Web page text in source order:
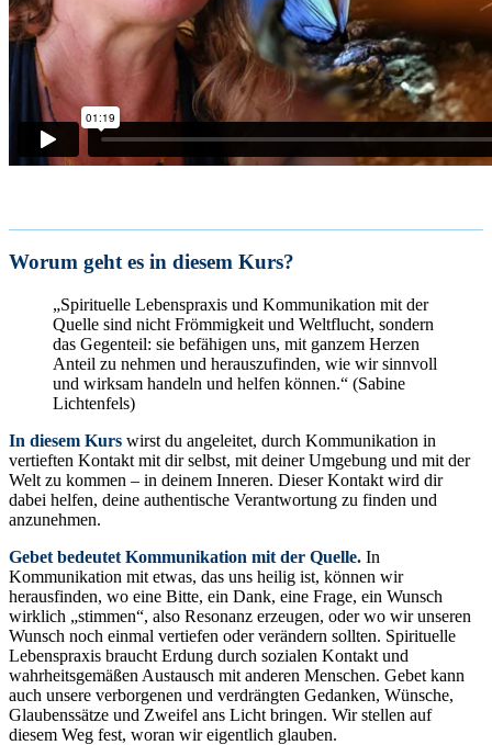
Worum geht es in diesem Kurs?
„Spirituelle Lebenspraxis und Kommunikation mit der
Quelle sind nicht Frömmigkeit und Weltflucht, sondern
das Gegenteil: sie befähigen uns, mit ganzem Herzen
Anteil zu nehmen und herauszufinden, wie wir sinnvoll
und wirksam handeln und helfen können.“ (Sabine
Lichtenfels)
In diesem Kurs wirst du angeleitet, durch Kommunikation in
vertieften Kontakt mit dir selbst, mit deiner Umgebung und mit der
Welt zu kommen – in deinem Inneren. Dieser Kontakt wird dir
dabei helfen, deine authentische Verantwortung zu finden und
anzunehmen.
Gebet bedeutet Kommunikation mit der Quelle. In
Kommunikation mit etwas, das uns heilig ist, können wir
herausfinden, wo eine Bitte, ein Dank, eine Frage, ein Wunsch
wirklich „stimmen“, also Resonanz erzeugen, oder wo wir unseren
Wunsch noch einmal vertiefen oder verändern sollten. Spirituelle
Lebenspraxis braucht Erdung durch sozialen Kontakt und
wahrheitsgemäßen Austausch mit anderen Menschen. Gebet kann
auch unsere verborgenen und verdrängten Gedanken, Wünsche,
Glaubenssätze und Zweifel ans Licht bringen. Wir stellen auf
diesem Weg fest, woran wir eigentlich glauben.